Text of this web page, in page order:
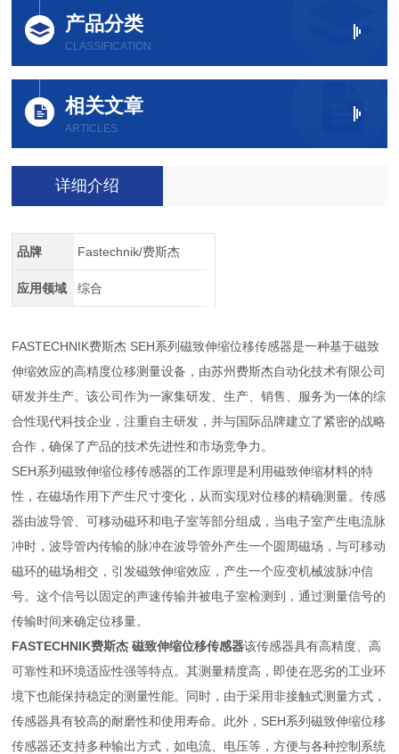
产品分类
CLASSIFICATION
相关文章
ARTICLES
详细介绍
品牌 Fastechnik/费斯杰
应用领域 综合
FASTECHNIK费斯杰 SEH系列磁致伸缩位移传感器是一种基于磁致
伸缩效应的高精度位移测量设备，由苏州费斯杰自动化技术有限公司
研发并生产。该公司作为一家集研发、生产、销售、服务为一体的综
合性现代科技企业，注重自主研发，并与国际品牌建立了紧密的战略
合作，确保了产品的技术先进性和市场竞争力。
SEH系列磁致伸缩位移传感器的工作原理是利用磁致伸缩材料的特
性，在磁场作用下产生尺寸变化，从而实现对位移的精确测量。传感
器由波导管、可移动磁环和电子室等部分组成，当电子室产生电流脉
冲时，波导管内传输的脉冲在波导管外产生一个圆周磁场，与可移动
磁环的磁场相交，引发磁致伸缩效应，产生一个应变机械波脉冲信
号。这个信号以固定的声速传输并被电子室检测到，通过测量信号的
传输时间来确定位移量。
FASTECHNIK费斯杰 磁致伸缩位移传感器该传感器具有高精度、高
可靠性和环境适应性强等特点。其测量精度高，即使在恶劣的工业环
境下也能保持稳定的测量性能。同时，由于采用非接触式测量方式，
传感器具有较高的耐磨性和使用寿命。此外，SEH系列磁致伸缩位移
传感器还支持多种输出方式，如电流、电压等，方便与各种控制系统